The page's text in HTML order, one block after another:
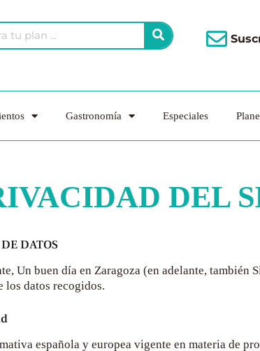
Gastronomía Especiales
DEL
DATOS
Un buen día en Zaragoza (en adelante, también
los datos recogidos.
española y europea vigente en materia de